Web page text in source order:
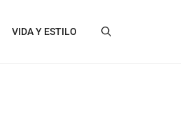
VIDA Y ESTILO